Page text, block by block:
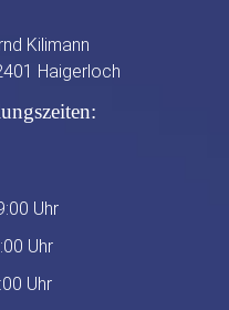
Kilimann
Haigerloch
Uhr
Uhr
Uhr